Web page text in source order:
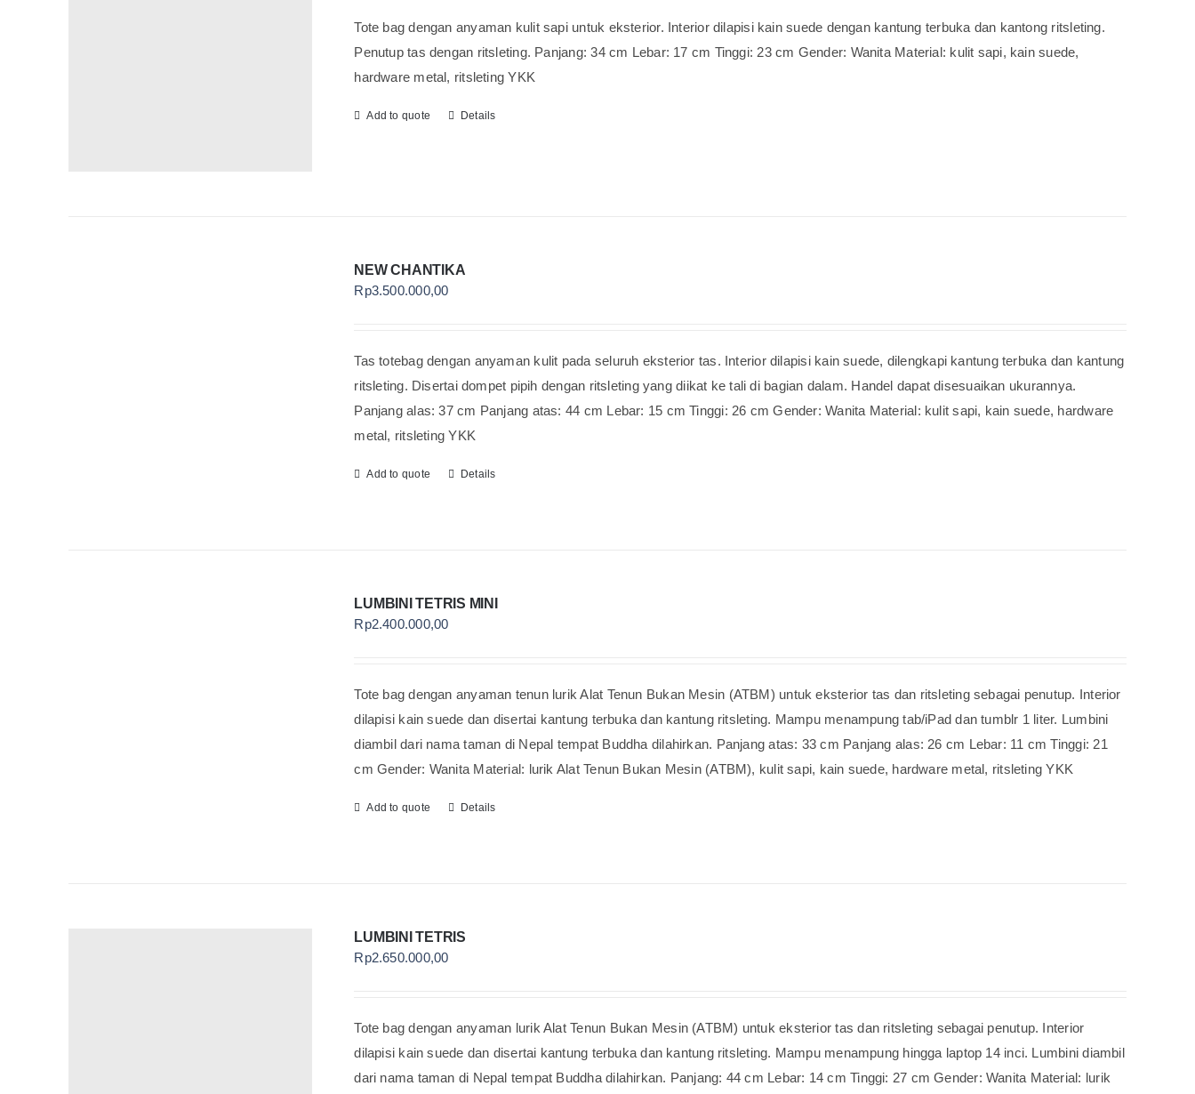
Tote bag dengan anyaman kulit sapi untuk eksterior. Interior dilapisi kain suede dengan kantung terbuka dan kantong ritsleting.
Penutup tas dengan ritsleting. Panjang: 34 cm Lebar: 17 cm Tinggi: 23 cm Gender: Wanita Material: kulit sapi, kain suede,
hardware metal, ritsleting YKK
Add to quote Details
NEW CHANTIKA
Rp3.500.000,00
Tas totebag dengan anyaman kulit pada seluruh eksterior tas. Interior dilapisi kain suede, dilengkapi kantung terbuka dan kantung
ritsleting. Disertai dompet pipih dengan ritsleting yang diikat ke tali di bagian dalam. Handel dapat disesuaikan ukurannya.
Panjang alas: 37 cm Panjang atas: 44 cm Lebar: 15 cm Tinggi: 26 cm Gender: Wanita Material: kulit sapi, kain suede, hardware
metal, ritsleting YKK
Add to quote Details
LUMBINI TETRIS MINI
Rp2.400.000,00
Tote bag dengan anyaman tenun lurik Alat Tenun Bukan Mesin (ATBM) untuk eksterior tas dan ritsleting sebagai penutup. Interior
dilapisi kain suede dan disertai kantung terbuka dan kantung ritsleting. Mampu menampung tab/iPad dan tumblr 1 liter. Lumbini
diambil dari nama taman di Nepal tempat Buddha dilahirkan. Panjang atas: 33 cm Panjang alas: 26 cm Lebar: 11 cm Tinggi: 21
cm Gender: Wanita Material: lurik Alat Tenun Bukan Mesin (ATBM), kulit sapi, kain suede, hardware metal, ritsleting YKK
Add to quote Details
LUMBINI TETRIS
Rp2.650.000,00
Tote bag dengan anyaman lurik Alat Tenun Bukan Mesin (ATBM) untuk eksterior tas dan ritsleting sebagai penutup. Interior
dilapisi kain suede dan disertai kantung terbuka dan kantung ritsleting. Mampu menampung hingga laptop 14 inci. Lumbini diambil
dari nama taman di Nepal tempat Buddha dilahirkan. Panjang: 44 cm Lebar: 14 cm Tinggi: 27 cm Gender: Wanita Material: lurik